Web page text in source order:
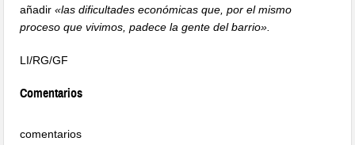
añadir«las dificultades económicas que, por el mismo
proceso que vivimos, padece la gente del barrio».
LI/RG/GF
Comentarios
comentarios